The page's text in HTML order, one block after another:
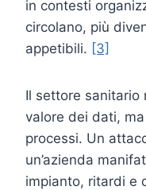
in contesti
circolano, più
appetibili. [3]
Il settore sanitario
valore dei dati,
processi. Un
un’azienda
impianto, ritardi e